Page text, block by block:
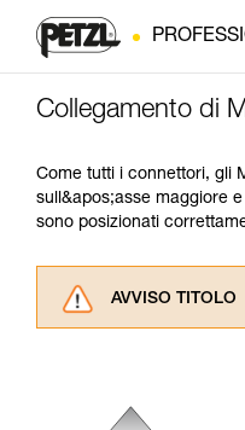
Collegamento di
Come tutti i connettori, gli
sull&apos;asse maggiore
sono posizionati
AVVISO TITOLO
informazioni